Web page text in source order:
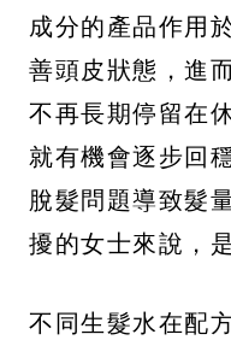
成分的產品作用
善頭皮狀態，進
不再長期停留在
就有機會逐步回
脫髮問題導致髮
擾的女士來說，
不同生髮水在配